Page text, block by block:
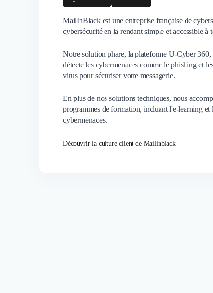
MailInBlack est une entreprise française de
cybersécurité en la rendant simple et accessible à
Notre solution phare, la plateforme U-Cyber
détecte les cybermenaces comme le phishing et
virus pour sécuriser votre messagerie.
En plus de nos solutions techniques, nous
programmes de formation, incluant l'e-learning
cybermenaces.
Découvrir la culture client de Mailinblack